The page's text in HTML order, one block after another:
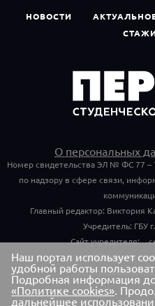
НОВОСТИ
О персональных
Номер свидетельства ЭЛ № ФС 77
по надзору в сфере связи,
Главный редактор: Виктория
Учредитель: ГБУ
Сайт учредителя:
Обращения
Наш портал использует
удобной работы
Подробная информация
«Политике cookies».
дальнейшее